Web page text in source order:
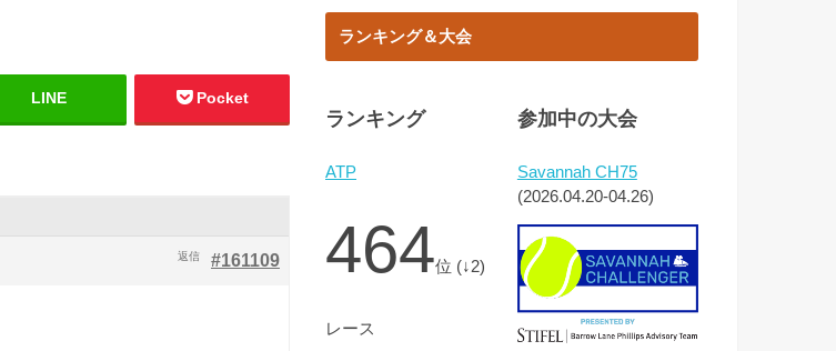
LINE Pocket
#161109
返信
ランキング＆大会
ランキング
ATP
464位 (↓2)
レース
参加中の大会
Savannah CH75
(2026.04.20-04.26)